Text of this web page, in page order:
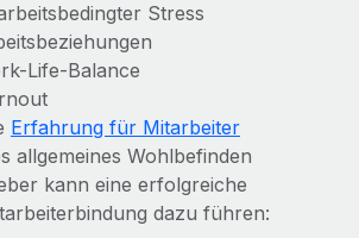
von Mitarbeiter:innen
von Benefits
Reverse Tech hat das globale...
Produkten: Integration mit
und Contractor Management
wollen wir bei Remote Unternehmen
unterstützen, die beste...
Stress
Life-Balance
Erfahrung für Mitarbeiter
allgemeines Wohlbefinden
kann eine erfolgreiche
dazu führen: